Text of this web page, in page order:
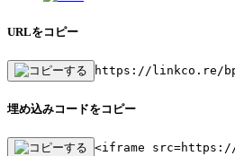
URLをコピー
https://linkco.re/
埋め込みコードをコピー
<iframe src=https://